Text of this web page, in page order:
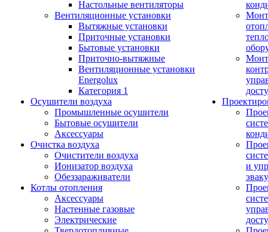
Настольные вентиляторы
Вентиляционные установки
Вытяжные установки
Приточные установки
Бытовые установки
Приточно-вытяжные
Вентиляционные установки
Energolux
Категория 1
Осушители воздуха
Промышленные осушители
Бытовые осушители
Аксессуары
Очистка воздуха
Очистители воздуха
Ионизатор воздуха
Обеззараживатели
Котлы отопления
Аксессуары
Настенные газовые
Электрические
и